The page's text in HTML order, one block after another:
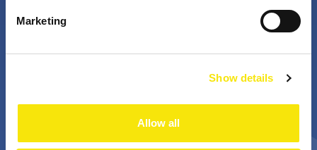
Marketing
Show details
Allow all
+
anni di attività partner nei progetti
+
professionisti
Bn €
valore annuale della